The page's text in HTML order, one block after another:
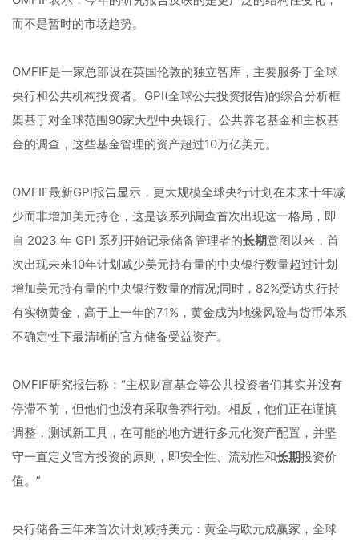
而不是暂时的市场趋势。
OMFIF是一家总部设在英国伦敦的独立智库，主要服务于全球
央行和公共机构投资者。GPI(全球公共投资报告)的综合分析框
架基于对全球范围90家大型中央银行、公共养老基金和主权基
金的调查，这些基金管理的资产超过10万亿美元。
‌‌OMFIF最新GPI报告显示，更大规模全球央行计划在未来十年减
少而非增加美元持仓，这是该系列调查首次出现这一格局，即
自 2023 年 GPI 系列开始记录储备管理者的长期意图以来，首
次出现未来10年计划减少美元持有量的中央银行数量超过计划
增加美元持有量的中央银行数量的情况;同时，82%受访央行持
有实物黄金，高于上一年的71%，黄金成为地缘风险与货币体系
不确定性下最清晰的官方储备受益资产。
OMFIF研究报告称：“主权财富基金等公共投资者们其实并没有
停滞不前，但他们也没有采取鲁莽行动。相反，他们正在谨慎
调整，测试新工具，在可能的地方进行多元化资产配置，并坚
守一直定义官方投资的原则，即安全性、流动性和长期投资价
值。”
央行储备三年来首次计划减持美元：黄金与欧元成赢家，全球